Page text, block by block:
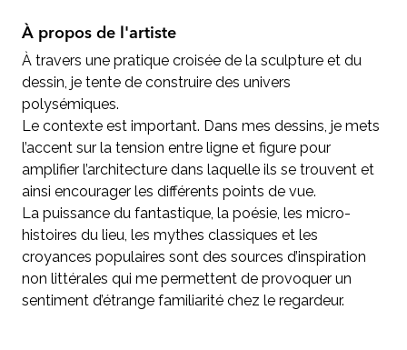
À propos de l'artiste
À travers une pratique croisée de la sculpture et du
dessin, je tente de construire des univers
polysémiques.
Le contexte est important. Dans mes dessins, je mets
l’accent sur la tension entre ligne et figure pour
amplifier l’architecture dans laquelle ils se trouvent et
ainsi encourager les différents points de vue.
La puissance du fantastique, la poésie, les micro-
histoires du lieu, les mythes classiques et les
croyances populaires sont des sources d’inspiration
non littérales qui me permettent de provoquer un
sentiment d’étrange familiarité chez le regardeur.